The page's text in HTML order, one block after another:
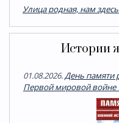
Улица родная, нам
Истории
01.08.2026.День памяти
Первой мировой войне